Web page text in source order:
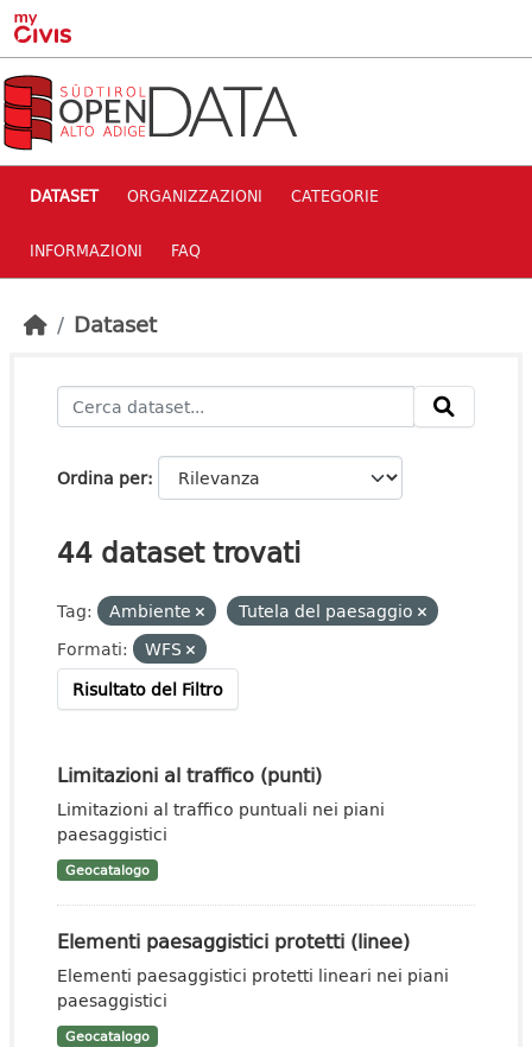
Skip to main content
DATASET ORGANIZZAZIONI CATEGORIE
INFORMAZIONI FAQ
Dataset
Ordina per
44 dataset trovati
Tag: Ambiente
Tutela del paesaggio
Formati:
WFS
Risultato del Filtro
Limitazioni al traffico (punti)
Limitazioni al traffico puntuali nei piani
paesaggistici
Geocatalogo
Elementi paesaggistici protetti (linee)
Elementi paesaggistici protetti lineari nei piani
paesaggistici
Geocatalogo